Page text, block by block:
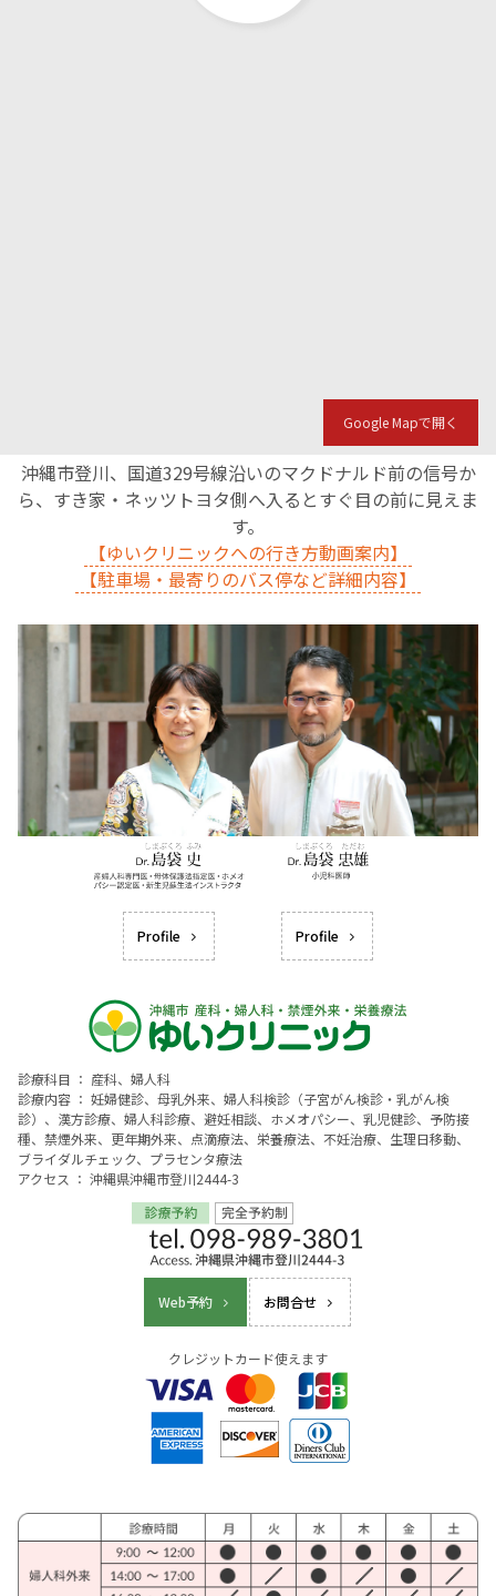
Google Mapで開く
沖縄市登川、国道329号線沿いのマクドナルド前の信号か
ら、すき家・ネッツトヨタ側へ入るとすぐ目の前に見えま
す。
【ゆいクリニックへの行き方動画案内】
【駐車場・最寄りのバス停など詳細内容】
Profile Profile
診療科目 ： 産科、婦人科
診療内容 ： 妊婦健診、母乳外来、婦人科検診（子宮がん検診・乳がん検
診）、漢方診療、婦人科診療、避妊相談、ホメオパシー、乳児健診、予防接
種、禁煙外来、更年期外来、点滴療法、栄養療法、不妊治療、生理日移動、
ブライダルチェック、プラセンタ療法
アクセス ： 沖縄県沖縄市登川2444-3
Web予約 お問合せ
クレジットカード使えます